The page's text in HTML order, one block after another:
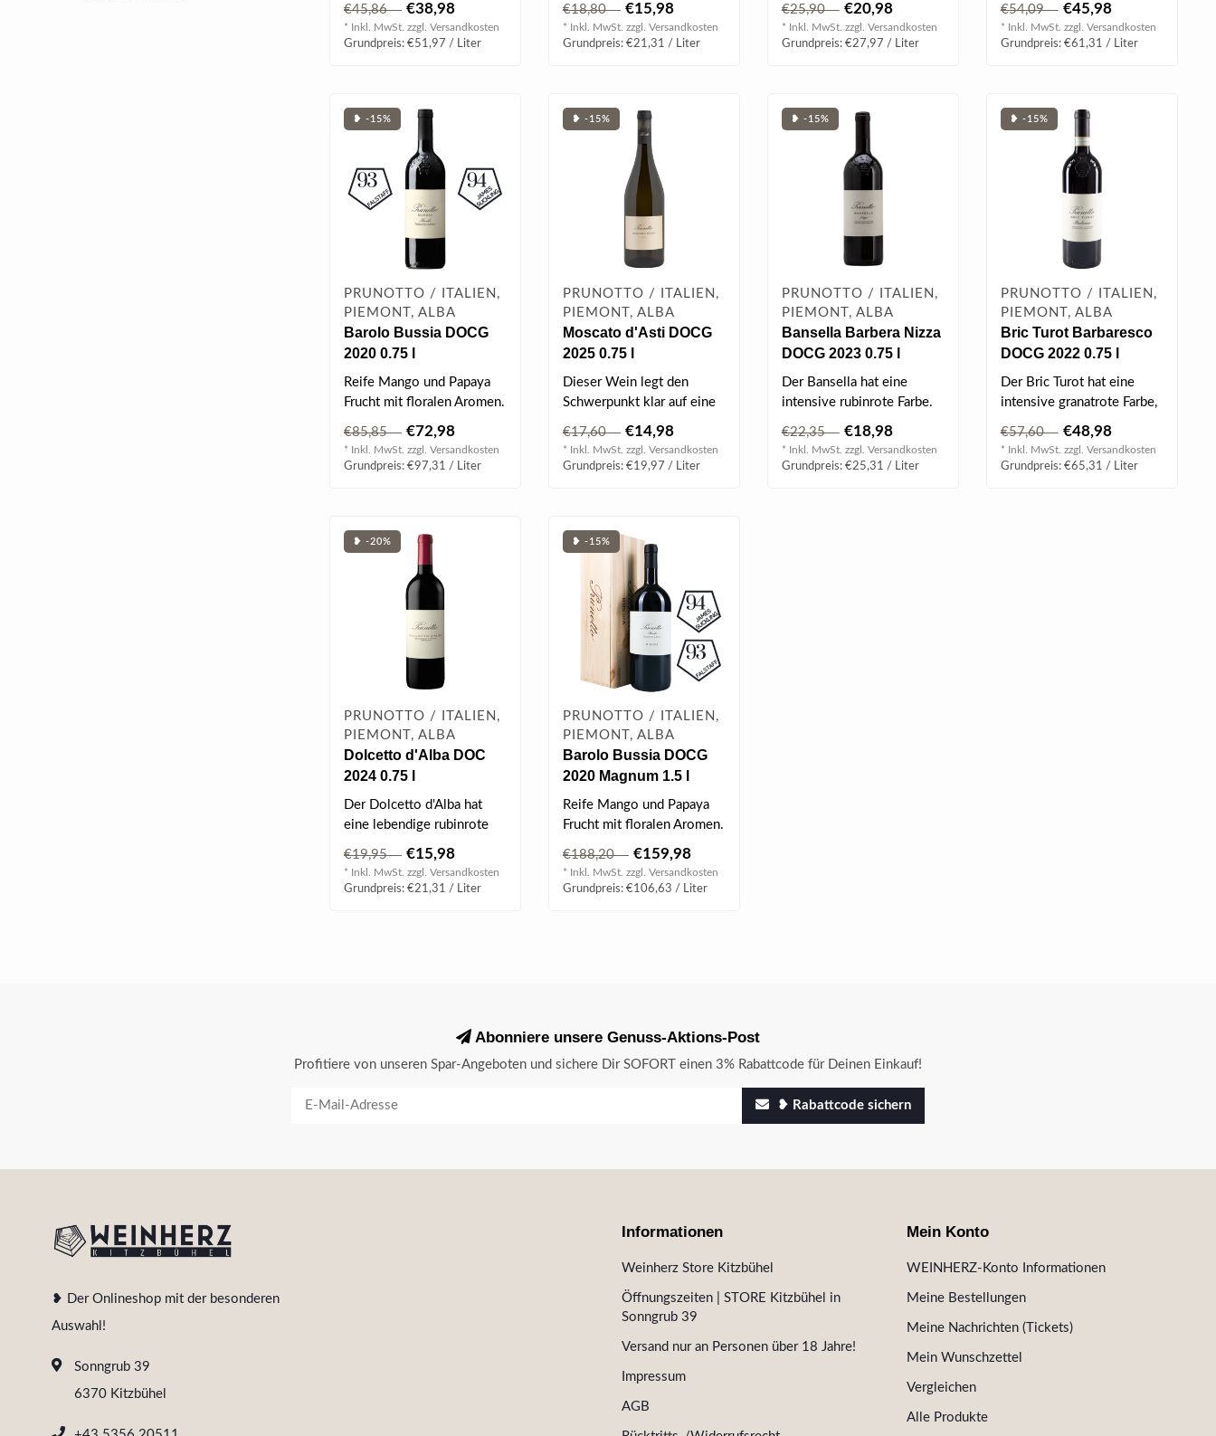
€45,86 €38,98
* Inkl. MwSt. zzgl. Versandkosten
Grundpreis: €51,97 / Liter
feinwürzige & fru..
€18,80 €15,98
* Inkl. MwSt. zzgl. Versandkosten
Grundpreis: €21,31 / Liter
€25,90 €20,98
* Inkl. MwSt. zzgl. Versandkosten
Grundpreis: €27,97 / Liter
€54,09 €45,98
* Inkl. MwSt. zzgl. Versandkosten
Grundpreis: €61,31 / Liter
❥ -15%
PRUNOTTO / ITALIEN,
PIEMONT, ALBA
Barolo Bussia DOCG
2020 0.75 l
Reife Mango und Papaya
Frucht mit floralen Aromen.
BEWERTUNG
| 94 James Suck..
€85,85 €72,98
* Inkl. MwSt. zzgl. Versandkosten
Grundpreis: €97,31 / Liter
❥ -15%
PRUNOTTO / ITALIEN,
PIEMONT, ALBA
Moscato d'Asti DOCG
2025 0.75 l
Dieser Wein legt den
Schwerpunkt klar auf eine
Gelber Mus..
€17,60 €14,98
* Inkl. MwSt. zzgl. Versandkosten
Grundpreis: €19,97 / Liter
❥ -15%
PRUNOTTO / ITALIEN,
PIEMONT, ALBA
Bansella Barbera Nizza
DOCG 2023 0.75 l
Der Bansella hat eine
intensive rubinrote Farbe.
€22,35 €18,98
* Inkl. MwSt. zzgl. Versandkosten
Grundpreis: €25,31 / Liter
❥ -15%
PRUNOTTO / ITALIEN,
PIEMONT, ALBA
Bric Turot Barbaresco
DOCG 2022 0.75 l
Der Bric Turot hat eine
intensive granatrote Farbe,
€57,60 €48,98
* Inkl. MwSt. zzgl. Versandkosten
Grundpreis: €65,31 / Liter
❥ -20%
PRUNOTTO / ITALIEN,
PIEMONT, ALBA
Dolcetto d'Alba DOC
2024 0.75 l
Der Dolcetto d'Alba hat
eine lebendige rubinrote
€19,95 €15,98
* Inkl. MwSt. zzgl. Versandkosten
Grundpreis: €21,31 / Liter
❥ -15%
PRUNOTTO / ITALIEN,
PIEMONT, ALBA
Barolo Bussia DOCG
2020 Magnum 1.5 l
Reife Mango und Papaya
Frucht mit floralen Aromen.
BEWERTUNG
| 94 James Suck..
€188,20 €159,98
* Inkl. MwSt. zzgl. Versandkosten
Grundpreis: €106,63 / Liter
Abonniere unsere Genuss-Aktions-Post
Profitiere von unseren Spar-Angeboten und sichere Dir SOFORT einen 3% Rabattcode für Deinen Einkauf!
❥ Rabattcode sichern
❥ Der Onlineshop mit der besonderen
Auswahl!
Sonngrub 39
6370 Kitzbühel
Informationen
Weinherz Store Kitzbühel
Öffnungszeiten | STORE Kitzbühel in
Sonngrub 39
Versand nur an Personen über 18 Jahre!
Impressum
AGB
Mein Konto
WEINHERZ-Konto Informationen
Meine Bestellungen
Meine Nachrichten (Tickets)
Mein Wunschzettel
Vergleichen
Alle Produkte